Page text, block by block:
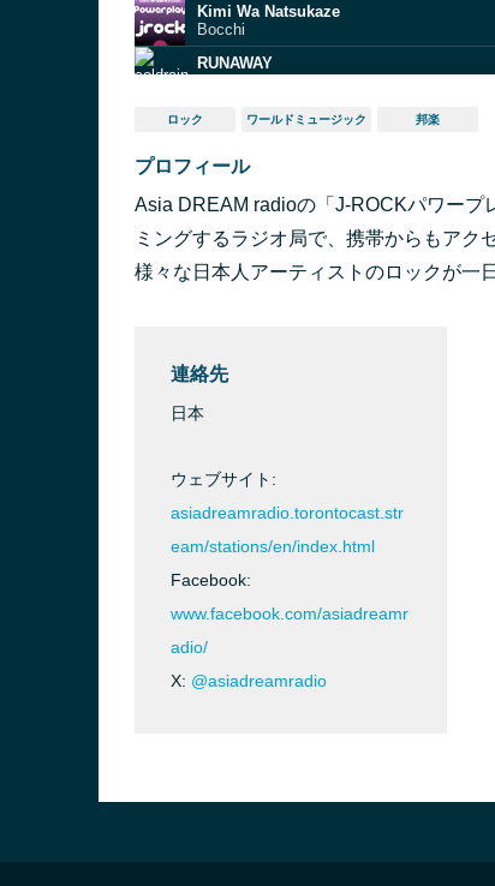
Kimi Wa Natsukaze
Bocchi
RUNAWAY
coldrain
GO GHOST
A Stargazer
Chasing Dreams
coldrain
Triangle Summer
Frederick
ロック ワールドミュージック 邦楽
プロフィール
Asia DREAM radioの「J-ROCKパワープ
ミングするラジオ局で、携帯からもアク
様々な日本人アーティストのロックが一
連絡先
日本
ウェブサイト:
asiadreamradio.torontocast.str
eam/stations/en/index.html
Facebook:
www.facebook.com/asiadreamr
adio/
X: @asiadreamradio